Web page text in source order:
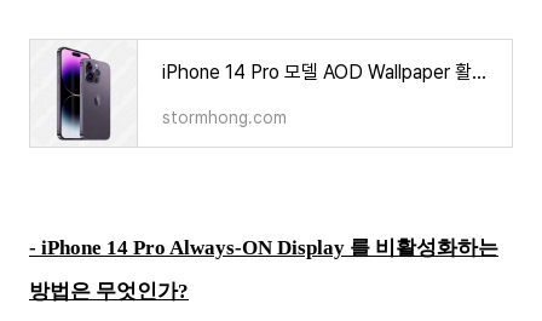
iPhone 14 Pro 모델 AOD Wallpaper 활성화 및 비활성화하는 방법은 무엇인가?
stormhong.com
- iPhone 14 Pro Always-ON Display 를 비활성화하는
방법은 무엇인가?